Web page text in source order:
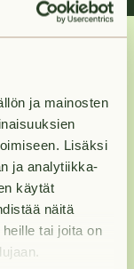
ja mainosten
Lisäksi
ja analytiikka-
käytät
näitä
tai joita on
and we will
in to
as